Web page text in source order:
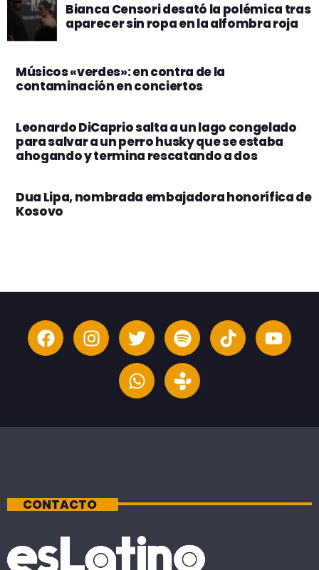
Bianca Censori desató la polémica tras
aparecer sin ropa en la alfombra roja
Músicos «verdes»: en contra de la
contaminación en conciertos
Leonardo DiCaprio salta a un lago congelado
para salvar a un perro husky que se estaba
ahogando y termina rescatando a dos
Dua Lipa, nombrada embajadora honorífica de
Kosovo
CONTACTO